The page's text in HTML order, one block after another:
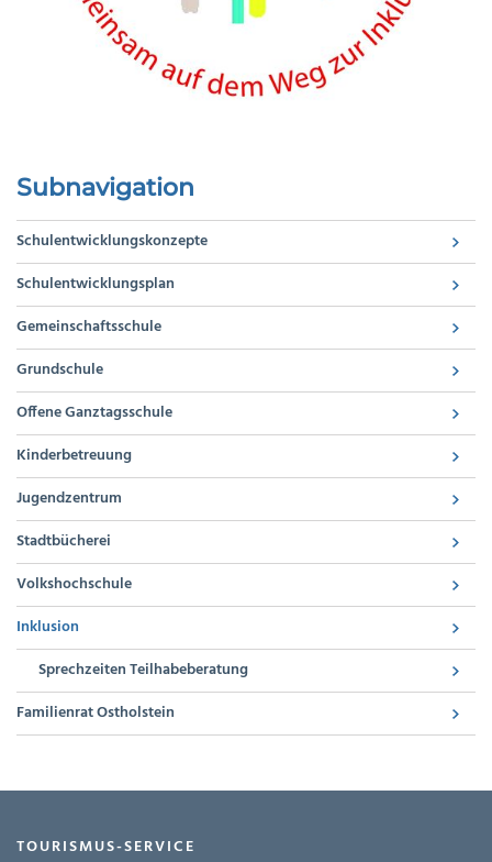
Subnavigation
Schulentwicklungskonzepte
Schulentwicklungsplan
Gemeinschaftsschule
Grundschule
Offene Ganztagsschule
Kinderbetreuung
Jugendzentrum
Stadtbücherei
Volkshochschule
Inklusion
Sprechzeiten Teilhabeberatung
Familienrat Ostholstein
TOURISMUS-SERVICE